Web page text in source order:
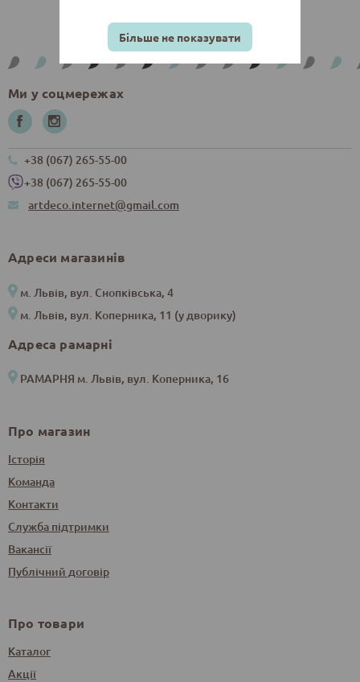
Ми у соцмережах
+38 (067) 265-55-00
+38 (067) 265-55-00
artdeco.internet@gmail.com
Адреси магазинів
м. Львів, вул. Снопківська, 4
м. Львів, вул. Коперника, 11 (у дворику)
Адреса рамарні
РАМАРНЯ м. Львів, вул. Коперника, 16
Про магазин
Історія
Команда
Контакти
Служба підтримки
Вакансії
Публічний договір
Про товари
Каталог
Акції
Більше не показувати